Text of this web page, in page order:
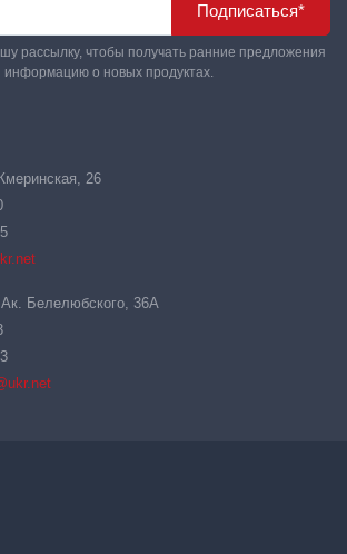
Подписаться*
рассылку, чтобы получать ранние предложения
информацию о новых продуктах.
26
Белелюбского, 36А